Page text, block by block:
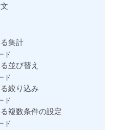
集計
ド
並び替え
ド
絞り込み
ド
複数条件の設定
ド